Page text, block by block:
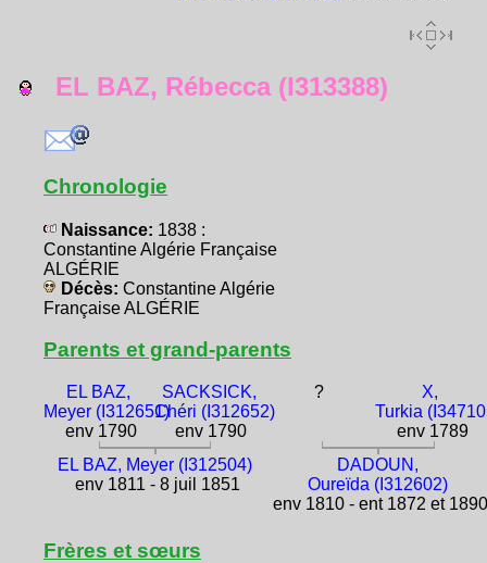
EL BAZ, Rébecca (I313388)
Chronologie
Naissance: 1838 :
Constantine Algérie Française
ALGÉRIE
Décès: Constantine Algérie
Française ALGÉRIE
Parents et grand-parents
EL BAZ,
Meyer (I312651)
env 1790
SACKSICK,
Chéri (I312652)
env 1790
?
X,
Turkia
env 1789
EL BAZ, Meyer (I312504)
env 1811 - 8 juil 1851
DADOUN,
Oureïda (I312602)
env 1810 - ent 1872 et 1890
Frères et sœurs